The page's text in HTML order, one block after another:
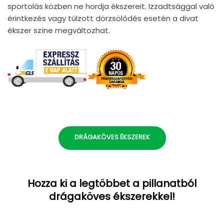
sportolás közben ne hordja ékszereit. Izzadtsággal való
érintkezés vagy túlzott dörzsölődés esetén a divat
ékszer színe megváltozhat.
DRÁGAKÖVES ÉKSZEREK
Hozza ki a legtöbbet a pillanatból
drágaköves ékszerekkel!